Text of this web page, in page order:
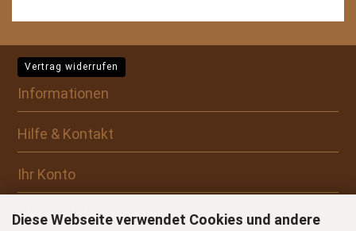
Diese Webseite verwendet Cookies und andere
Vertrag widerrufen
Informationen
Hilfe & Kontakt
Ihr Konto
Weitere Informationen